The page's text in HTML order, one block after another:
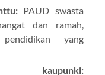
PAUD swasta
dan ramah,
yang